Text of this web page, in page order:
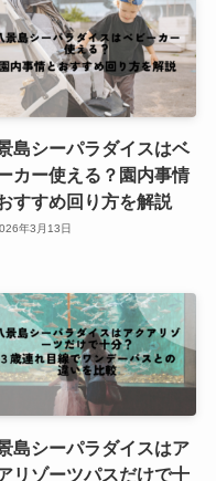
島シーパラダイスはベ
カー使える？園内事情
すすめ回り方を解説
年3月13日
島シーパラダイスはア
リゾーツパスだけで十